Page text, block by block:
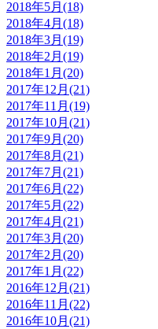
2018年5月(18)
2018年4月(18)
2018年3月(19)
2018年2月(19)
2018年1月(20)
2017年12月(21)
2017年11月(19)
2017年10月(21)
2017年9月(20)
2017年8月(21)
2017年7月(21)
2017年6月(22)
2017年5月(22)
2017年4月(21)
2017年3月(20)
2017年2月(20)
2017年1月(22)
2016年12月(21)
2016年11月(22)
2016年10月(21)